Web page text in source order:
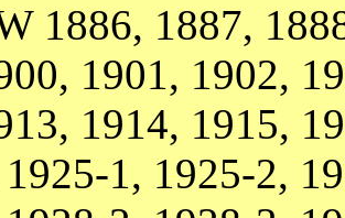
1886, 1887,
1901, 1902,
1914, 1915,
1, 1925-2,